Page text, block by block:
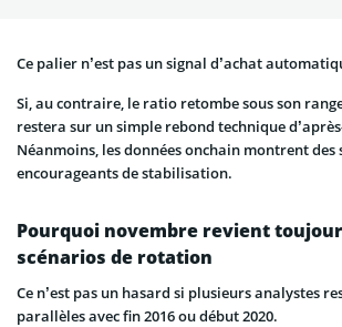
Ce palier n’est pas un signal d’achat
Si, au contraire, le ratio retombe sous son
restera sur un simple rebond technique
Néanmoins, les données onchain montrent des
encourageants de stabilisation.
Pourquoi novembre revient
scénarios de rotation
Ce n’est pas un hasard si plusieurs analystes
parallèles avec fin 2016 ou début 2020.